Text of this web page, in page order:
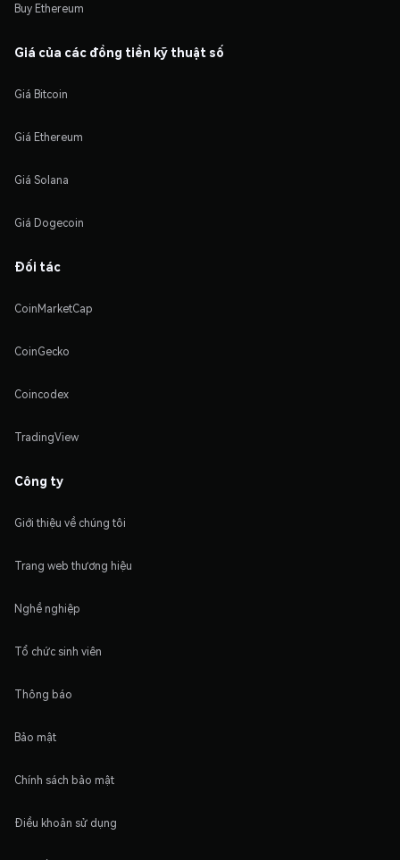
Buy Ethereum
Giá của các đồng tiền kỹ thuật số
Giá Bitcoin
Giá Ethereum
Giá Solana
Giá Dogecoin
Đối tác
CoinMarketCap
CoinGecko
Coincodex
TradingView
Công ty
Giới thiệu về chúng tôi
Trang web thương hiệu
Nghề nghiệp
Tổ chức sinh viên
Thông báo
Bảo mật
Chính sách bảo mật
Điều khoản sử dụng